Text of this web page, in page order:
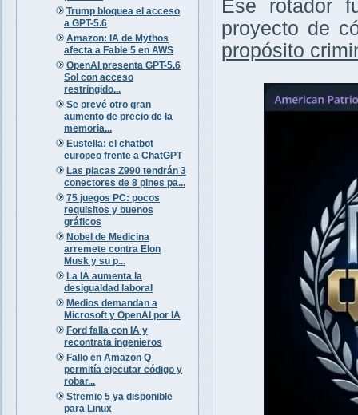
Trump bloquea el acceso
a GPT-5.6
Amazon: IA de Mythos
afecta a Fable 5 en AWS
OpenAI presenta GPT-5.6
Sol con acceso
restringido...
Se prevé otro gran
aumento de precio de la
memoria...
Eustella: el chatbot
europeo frente a ChatGPT
Las placas Z990 tendrán 3
conectores de 8 pines pa...
75 juegos PC: pocos
requisitos y buenos
gráficos
Nobel de Medicina
arremete contra Elon
Musk y su p...
La IA aumenta la
desigualdad laboral
Medios demandan a
Microsoft y OpenAI por IA
Ford falla con IA y
recontrata ingenieros
Fallo en Amazon Q
permitía ejecutar código y
robar...
Stremio 5 ya disponible
para Linux
Ese rotador
proyecto de
propósito